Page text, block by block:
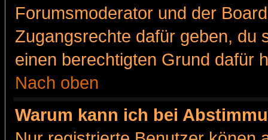
Forumsmoderator und der
Zugangsrechte dafür geben, du
einen berechtigten Grund dafür
Nach oben
Warum kann ich bei